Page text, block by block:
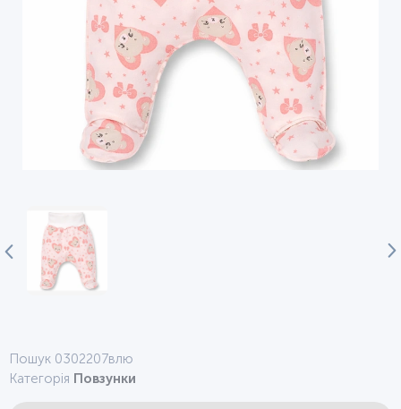
Пошук 0302207влю
Категорія Повзунки